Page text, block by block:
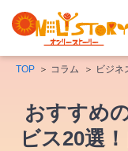
TOP コラム ビジネ
おすすめ
ビス20選